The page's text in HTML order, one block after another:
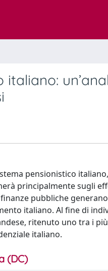
pensionistico
principalmente sugli
pubbliche
italiano. Al fine di
ritenuto uno tra i
italiano.
(DC)